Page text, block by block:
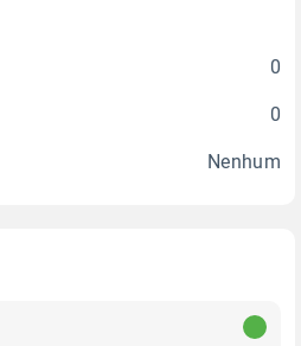
0
0
Nenhum